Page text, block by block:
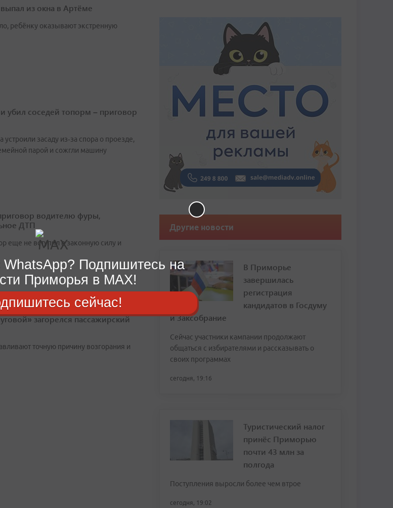
из окна в Артёме
ребёнку оказывают экстренную
убил соседей топорм – приговор
устроили засаду из‑за спора о проезде,
парой и сожгли машину
водителю фуры,
ДТП
еще не вступил в законную силу и
загорелся пассажирский
точную причину возгорания и
Другие новости
В Приморье
завершилась
регистрация
кандидатов в Госдуму
и Заксобрание
Сейчас участники кампании продолжают
общаться с избирателями и рассказывать о
своих программах
сегодня, 19:16
Туристический налог
принёс Приморью
почти 43 млн за
полгода
Поступления выросли более чем втрое
сегодня, 19:02
Подпишитесь на
Приморья в MAX!
сейчас!